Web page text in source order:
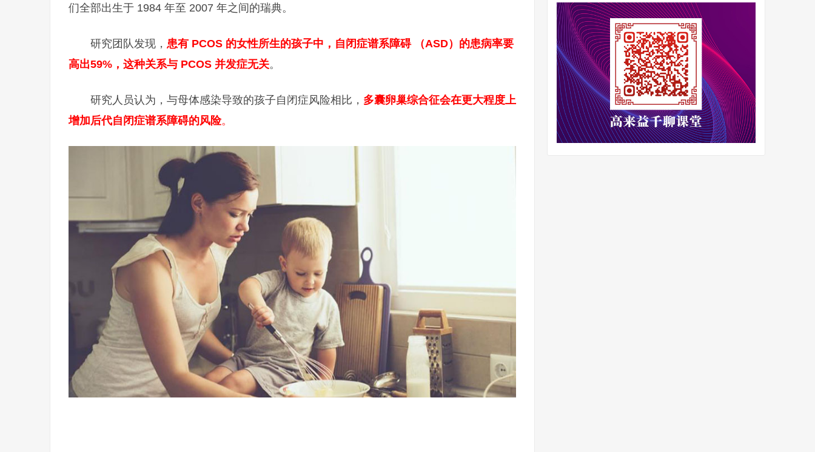
们全部出生于 1984 年至 2007 年之间的瑞典。
研究团队发现， 患有 PCOS 的女性所生的孩子中，自闭症谱系障碍 （ASD）的患病率要
高出59%，这种关系与 PCOS 并发症无关。
研究人员认为，与母体感染导致的孩子自闭症风险相比， 多囊卵巢综合征会在更大程度上
增加后代自闭症谱系障碍的风险。